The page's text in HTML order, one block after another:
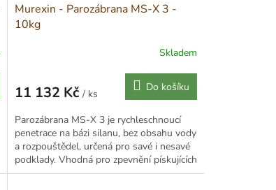
Murexin - Parozábrana MS-X 3 -
10kg
Skladem
11 132 Kč / ks
cena:
Do košíku
Parozábrana MS-X 3 je rychleschnoucí
penetrace na bázi silanu, bez obsahu vody
a rozpouštědel, určená pro savé i nesavé
podklady. Vhodná pro zpevnění pískujících
potěrů a...